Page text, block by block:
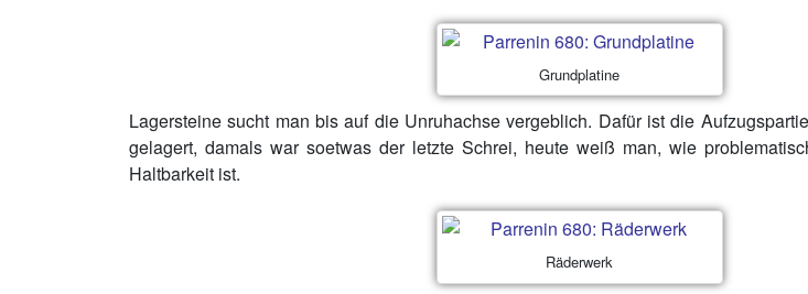
Grundplatine
Lagersteine sucht man bis auf die Unruhachse vergeblich. Dafür ist die
gelagert, damals war soetwas der letzte Schrei, heute weiß man, wie
Haltbarkeit ist.
Räderwerk